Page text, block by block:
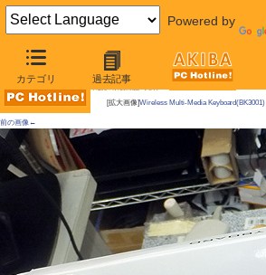
Powered by
カテゴリ 過去記事
AKIBA PC Hotline!
[拡大画像]Wireless Multi-Media Keyboard(BK3001)
前の画像←